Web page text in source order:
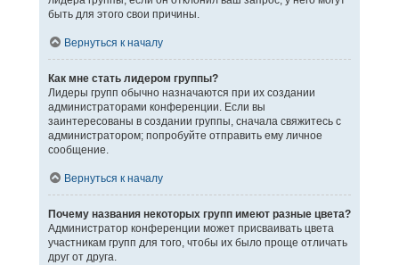
быть для этого свои причины.
Вернуться к началу
Как мне стать лидером группы?
Лидеры групп обычно назначаются при их создании
администраторами конференции. Если вы
заинтересованы в создании группы, сначала свяжитесь с
администратором; попробуйте отправить ему личное
сообщение.
Вернуться к началу
Почему названия некоторых групп имеют разные цвета?
Администратор конференции может присваивать цвета
участникам групп для того, чтобы их было проще отличать
друг от друга.